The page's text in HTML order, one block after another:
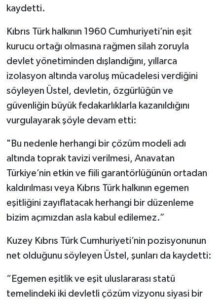
kaydetti.
Kıbrıs Türk halkının 1960 Cumhuriyeti’nin eşit
kurucu ortağı olmasına rağmen silah zoruyla
devlet yönetiminden dışlandığını, yıllarca
izolasyon altında varoluş mücadelesi verdiğini
söyleyen Üstel, devletin, özgürlüğün ve
güvenliğin büyük fedakarlıklarla kazanıldığını
vurgulayarak şöyle devam etti:
"Bu nedenle herhangi bir çözüm modeli adı
altında toprak tavizi verilmesi, Anavatan
Türkiye’nin etkin ve fiili garantörlüğünün ortadan
kaldırılması veya Kıbrıs Türk halkının egemen
eşitliğini zayıflatacak herhangi bir düzenleme
bizim açımızdan asla kabul edilemez.”
Kuzey Kıbrıs Türk Cumhuriyeti’nin pozisyonunun
net olduğunu söyleyen Üstel, şunları da kaydetti:
“Egemen eşitlik ve eşit uluslararası statü
temelindeki iki devletli çözüm vizyonu siyasi bir